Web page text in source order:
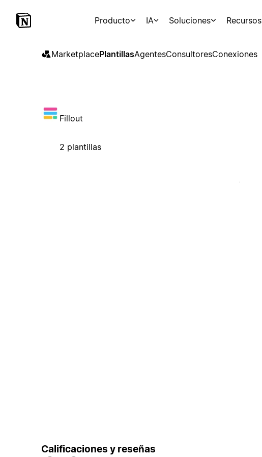
Producto IA Soluciones Recursos
MarketplacePlantillasAgentesConsultoresConexiones
Fillout
2 plantillas
Calificaciones y reseñas